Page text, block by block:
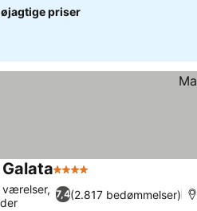
priser
4 Stjerner
7,4(2.817 bedømmelser)
værelser,